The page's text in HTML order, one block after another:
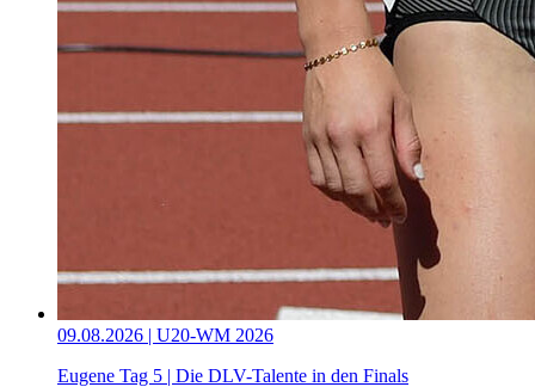
09.08.2026 | U20-WM 2026
Eugene Tag 5 | Die DLV-Talente in den Finals